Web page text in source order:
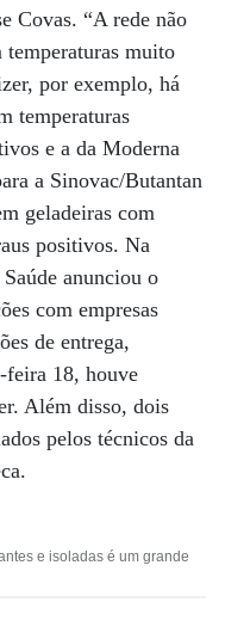
Covas. “A rede não
temperaturas muito
por exemplo, há
temperaturas
e a da Moderna
a Sinovac/Butantan
geladeiras com
positivos. Na
anunciou o
com empresas
de entrega,
feira 18, houve
Além disso, dois
pelos técnicos da
e isoladas é um grande